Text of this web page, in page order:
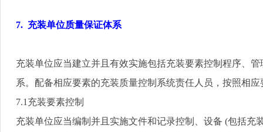
7. 充装单位质量保证体系
充装单位应当建立并且有效实施包括充装要素控制程序、
系。配备相应要素的充装质量控制系统责任人员，按照相
7.1 充装要素控制
充装单位应当编制并且实施文件和记录控制、设备 (包括充